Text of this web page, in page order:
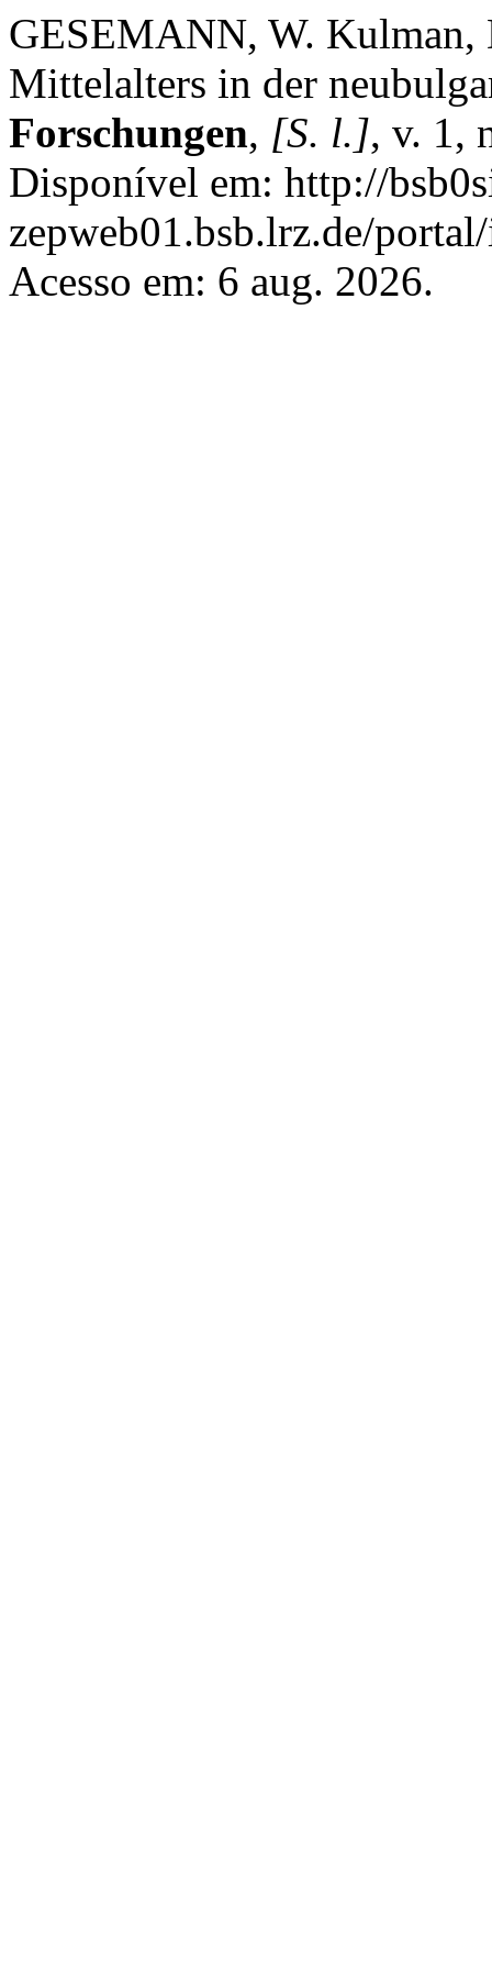
GESEMANN, W. Kulman,
Mittelalters in der
Forschungen, [S. l.], v. 1,
Disponível em: http://
zepweb01.bsb.lrz.de/
Acesso em: 6 aug. 2026.